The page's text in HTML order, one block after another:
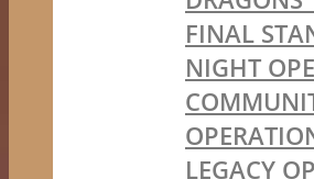
FINAL
NIGHT
LEGACY